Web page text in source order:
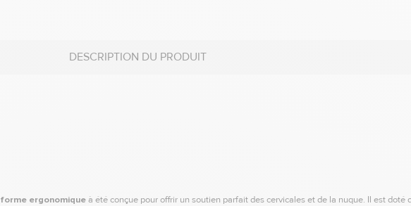
DESCRIPTION DU PRODUIT
forme ergonomiqueà été conçue pour offrir un soutien parfait des cervicales et de la nuque. Il est